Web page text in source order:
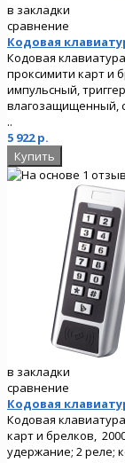
в закладки
сравнение
Кодовая
Кодовая
проксимити карт и
импульсный,
влагозащищенный,
..
5 922 р.
в закладки
сравнение
Кодовая
Кодовая
карт и брелков,
удержание; 2 реле;